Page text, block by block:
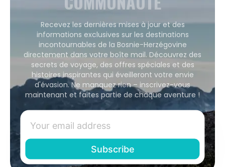
Recevez les dernières mises à jour et des
informations exclusives sur les destinations
incontournables de la Bosnie-Herzégovine
directement dans votre boîte mail. Découvrez des
secrets de voyage, des offres spéciales et des
histoires inspirantes qui éveilleront votre envie
d'évasion. Ne manquez rien – inscrivez-vous
maintenant et faites partie de chaque aventure !